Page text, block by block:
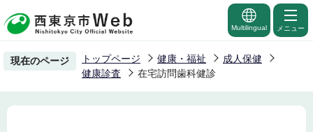
の
ー
Multilingual メニュー
現在のページ トップページ 健康・福祉
成人保健
健康診査
在宅訪問歯科健診